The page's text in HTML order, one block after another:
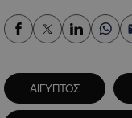
ΑΙΓΥΠΤΟΣ